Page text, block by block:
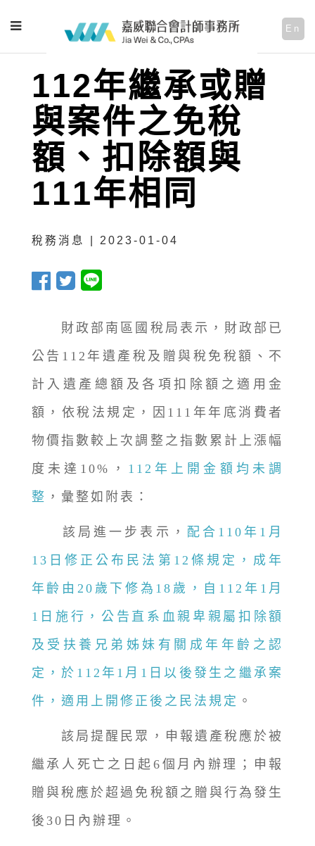
En
112年繼承或贈
與案件之免稅
額、扣除額與
111年相同
稅務消息 | 2023-01-04
財政部南區國稅局表示，財政部已
公告112年遺產稅及贈與稅免稅額、不
計入遺產總額及各項扣除額之適用金
額，依稅法規定，因111年年底消費者
物價指數較上次調整之指數累計上漲幅
度未達10%， 112年上開金額均未調
整 ，彙整如附表：
該局進一步表示， 配合110年1月
13日修正公布民法第12條規定，成年
年齡由20歲下修為18歲，自112年1月
1日施行，公告直系血親卑親屬扣除額
及受扶養兄弟姊妹有關成年年齡之認
定，於112年1月1日以後發生之繼承案
件，適用上開修正後之民法規定 。
該局提醒民眾，申報遺產稅應於被
繼承人死亡之日起6個月內辦理；申報
贈與稅應於超過免稅額之贈與行為發生
後30日內辦理。